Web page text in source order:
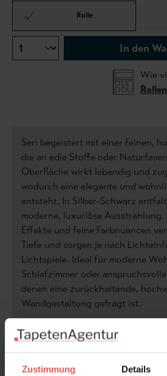
Zustimmung Details
Rolle
In den
Wie
Seri begeistert mit einer feinen,
die an edle Stoffe oder
Oberfläche wirkt lebendig und
wodurch eine elegante und
entsteht. In Silber-Schwarz
moderne, luxuriöse Ausstrahlung.
Effekte und feine Farbnuancen
Tiefe und sorgen je nach
Lichtspiele. Ideal für moderne
Schlafzimmer oder
denen eine zurückhaltende,
Wandgestaltung gefragt ist.
Versand &